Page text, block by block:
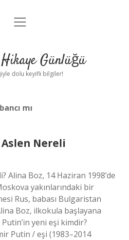
Anasayfa
Yasal Uyarı
menüyü
Günlüğü
dolu keyifli bilgiler!
mı
Nereli
Alina Boz, 14 Haziran 1998’de
yakınlarındaki bir
Rus, babası Bulgaristan
Boz, ilkokula başlayana
Putin’in yeni eşi kimdir?
Putin / eşi (1983–2014